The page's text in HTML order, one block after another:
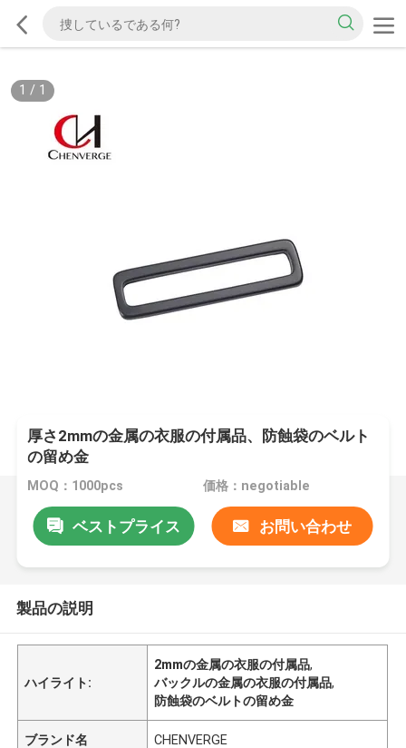
1 / 1
厚さ2mmの金属の衣服の付属品、防蝕袋のベルト
の留め金
MOQ：1000pcs 価格：negotiable
ベストプライス お問い合わせ
製品の説明
ハイライト:
2mmの金属の衣服の付属品,
バックルの金属の衣服の付属品,
防蝕袋のベルトの留め金
ブランド名 CHENVERGE